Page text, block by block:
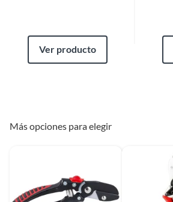
Ver producto
Más opciones para elegir